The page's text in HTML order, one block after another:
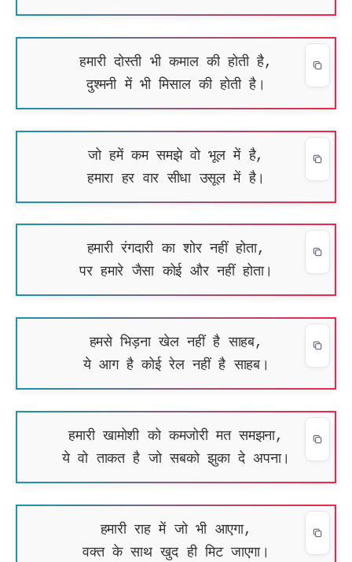
हमारी दोस्ती भी कमाल की होती है,
दुश्मनी में भी मिसाल की होती है।
जो हमें कम समझे वो भूल में है,
हमारा हर वार सीधा उसूल में है।
हमारी रंगदारी का शोर नहीं होता,
पर हमारे जैसा कोई और नहीं होता।
हमसे भिड़ना खेल नहीं है साहब,
ये आग है कोई रेल नहीं है साहब।
हमारी खामोशी को कमजोरी मत समझना,
ये वो ताकत है जो सबको झुका दे अपना।
हमारी राह में जो भी आएगा,
वक्त के साथ खुद ही मिट जाएगा।